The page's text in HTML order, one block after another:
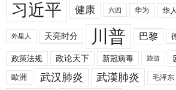
习近平 健康 六四 华为 华人
外星人 天亮时分 川普 巴黎
政策法规 政论天下 新冠病毒 旅游
歐洲 武汉肺炎 武漢肺炎 毛泽东